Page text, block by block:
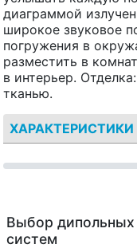
диаграммой
широкое звуковое
погружения в
разместить в
в интерьер.
тканью.
ХАРАКТЕРИСТИКИ
Выбор дипольных
систем